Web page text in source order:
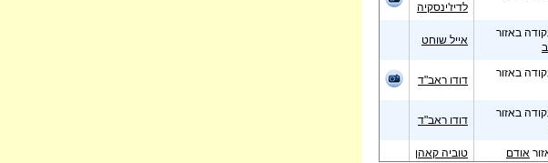
לדיז'ינסקיה
אייל שוחט
באזור
דודו ראב"ד
באזור
דודו ראב"ד
באזור
טוביה קאהן אודם